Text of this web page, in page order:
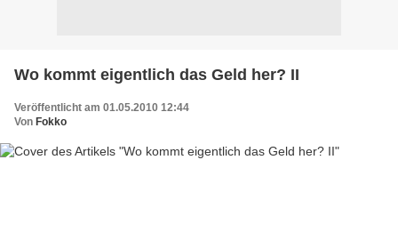
Wo kommt eigentlich das Geld her? II
Veröffentlicht am 01.05.2010 12:44
Von Fokko